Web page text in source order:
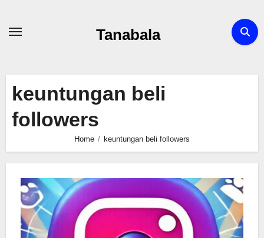
Tanabala
keuntungan beli
followers
Home keuntungan beli followers